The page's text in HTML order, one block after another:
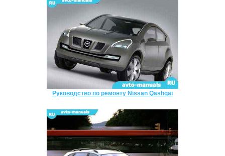
Руководство по ремонту Nissan Qashqai